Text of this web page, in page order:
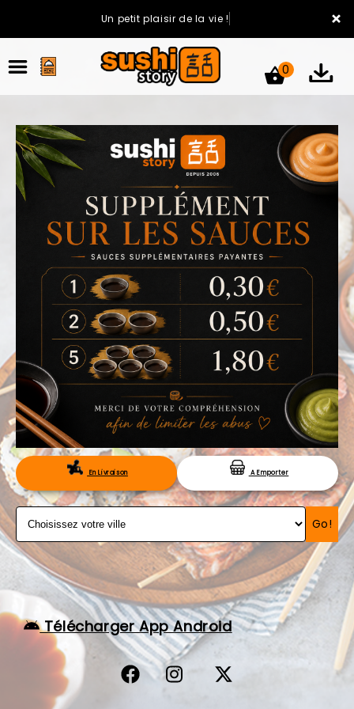
×
Un petit plaisir de la vie !
ACCUEIL
LA CARTE
VOTRE COMPTE
NOTRE RESTAURANT
VOS AVIS
MENTIONS LÉGALES
C.G.V
RÉSERVATION
0
En Livraison A Emporter
Go!
Télécharger App Android